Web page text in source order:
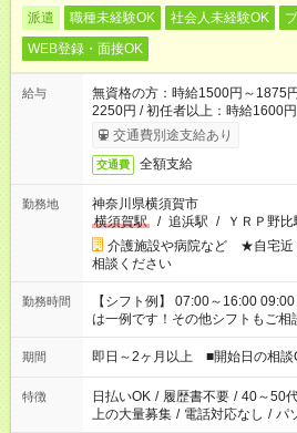
派遣 職種未経験OK 社会人未経験OK
WEB登録・面接OK
給与
無資格の方：時給1500円～1875
2250円 / 初任者以上：時給1600
交通費別途支給あり
交通費 全額支給
勤務地
神奈川県横須賀市
横須賀駅
/ 追浜駅 / ＹＲＰ野比
介護施設や病院など ★自宅近
相談ください
勤務時間
【シフト例】 07:00～16:00 09:00～
は一例です！その他シフトもご相
期間 即日～2ヶ月以上 ■開始日の相談
特徴 日払いOK / 履歴書不要 / 40～50
上の大量募集 / 電話対応なし / パ